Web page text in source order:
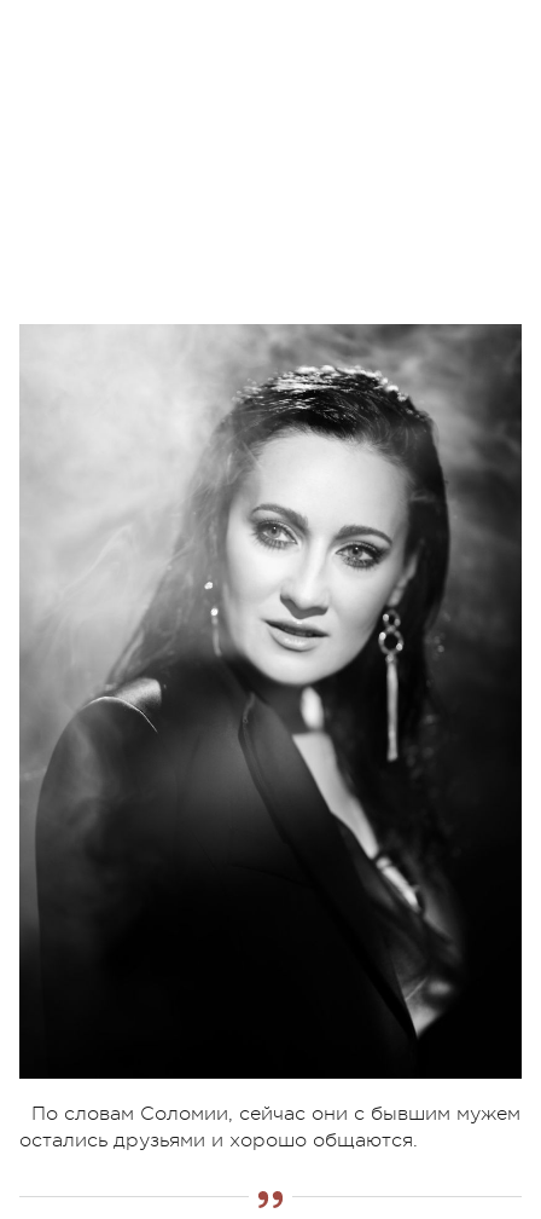
По словам Соломии, сейчас они с бывшим мужем
остались друзьями и хорошо общаются.